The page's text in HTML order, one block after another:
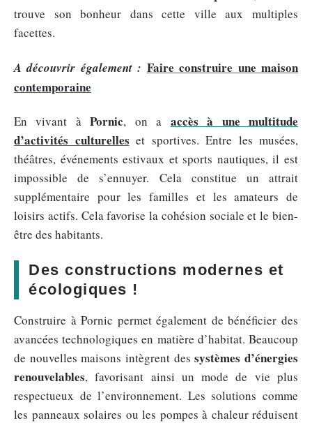
trouve son bonheur dans cette ville aux multiples
facettes.
A découvrir également : Faire construire une maison
contemporaine
En vivant àPornic, on a accès à une multitude
d’activités culturelles et sportives. Entre les musées,
théâtres, événements estivaux et sports nautiques, il est
impossible de s’ennuyer. Cela constitue un attrait
supplémentaire pour les familles et les amateurs de
loisirs actifs. Cela favorise la cohésion sociale et le bien-
être des habitants.
Des constructions modernes et
écologiques !
Construire à Pornic permet également de bénéficier des
avancées technologiques en matière d’habitat. Beaucoup
de nouvelles maisons intègrent dessystèmes d’énergies
renouvelables, favorisant ainsi un mode de vie plus
respectueux de l’environnement. Les solutions comme
les panneaux solaires ou les pompes à chaleur réduisent